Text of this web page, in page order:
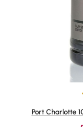
Durchschnittliche
Port Charlotte